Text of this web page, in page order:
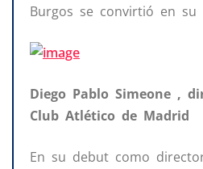
Burgos se convirtió en su
Diego Pablo Simeone ,
Club Atlético de Madrid
En su debut como